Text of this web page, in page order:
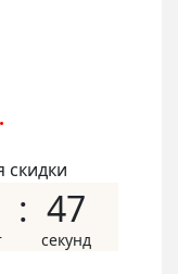
скидки
46